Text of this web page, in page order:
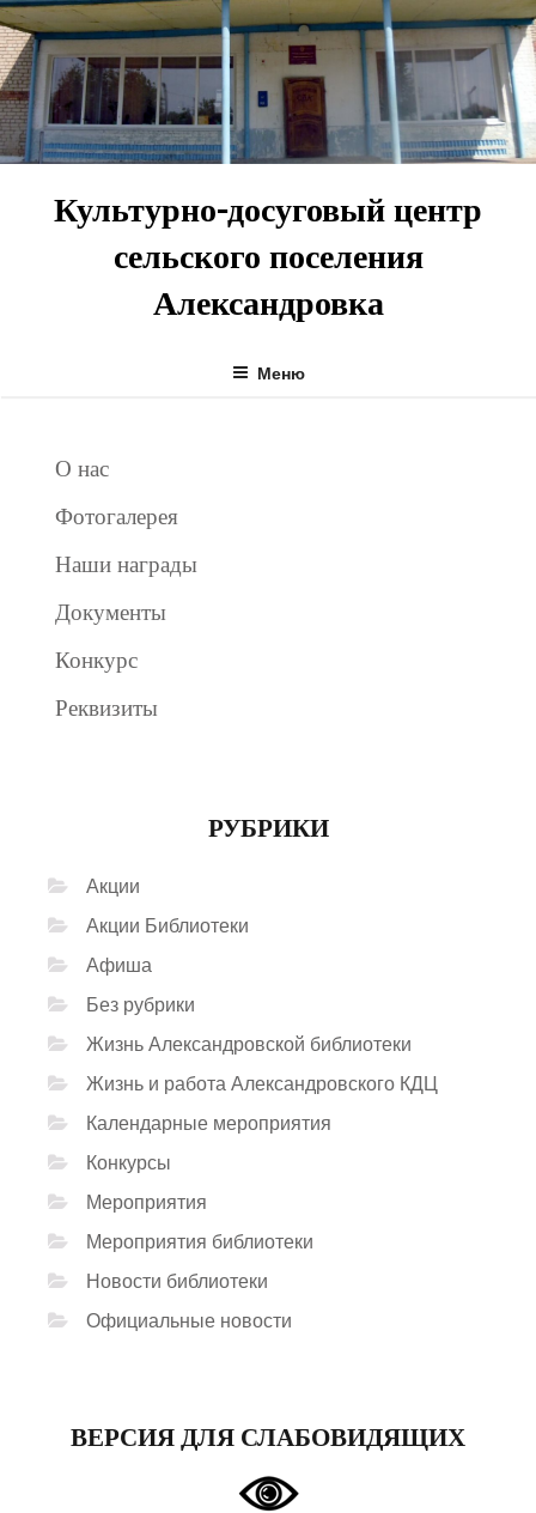
Перейти
к
содержимому
Культурно-досуговый центр
сельского поселения
Александровка
Меню
О нас
Фотогалерея
Наши награды
Документы
Конкурс
Реквизиты
РУБРИКИ
Акции
Акции Библиотеки
Афиша
Без рубрики
Жизнь Александровской библиотеки
Жизнь и работа Александровского КДЦ
Календарные мероприятия
Конкурсы
Мероприятия
Мероприятия библиотеки
Новости библиотеки
Официальные новости
ВЕРСИЯ ДЛЯ СЛАБОВИДЯЩИХ